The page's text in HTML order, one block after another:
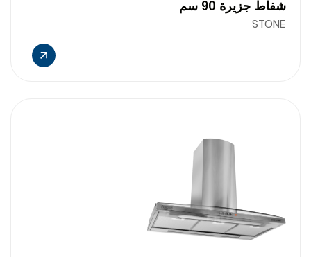
شفاط جزيرة 90 سم
STONE